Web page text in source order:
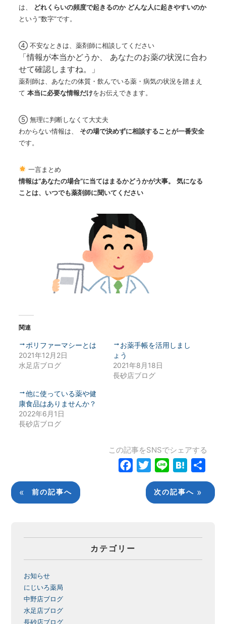
は、 どれくらいの頻度で起きるのか どんな人に起きやすいのか
という“数字”です。
④ 不安なときは、薬剤師に相談してください
「情報が本当かどうか、 あなたのお薬の状況に合わ
せて確認しますね。」
薬剤師は、あなたの体質・飲んでいる薬・病気の状況を踏まえ
て本当に必要な情報だけをお伝えできます。
⑤ 無理に判断しなくて大丈夫
わからない情報は、 その場で決めずに相談することが一番安全
です。
一言まとめ
情報は“あなたの場合”に当てはまるかどうかが大事。
気になる
ことは、いつでも薬剤師に聞いてください
関連
ポリファーマシーとは
2021年12月2日
水足店ブログ
お薬手帳を活用しまし
ょう
2021年8月18日
長砂店ブログ
他に使っている薬や健
康食品はありませんか？
2022年6月1日
長砂店ブログ
この記事をSNSでシェアする
FacebookTwitterLine Hatena
有
« 前の記事へ 次の記事へ »
カテゴリー
お知らせ
にじいろ薬局
中野店ブログ
水足店ブログ
長砂店ブログ